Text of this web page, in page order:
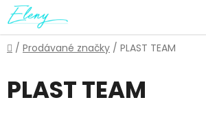
Přejít
na
obsah
Domů
/ Prodávané značky / PLAST TEAM
PLAST TEAM